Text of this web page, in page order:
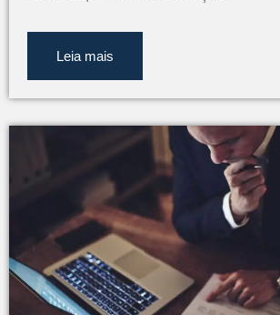
Leia mais